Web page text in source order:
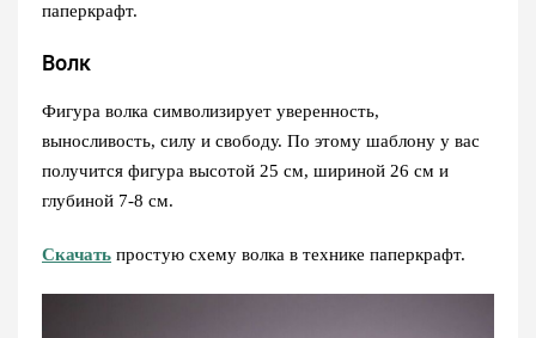
паперкрафт.
Волк
Фигура волка символизирует уверенность,
выносливость, силу и свободу. По этому шаблону у вас
получится фигура высотой 25 см, шириной 26 см и
глубиной 7-8 см.
Скачать простую схему волка в технике паперкрафт.